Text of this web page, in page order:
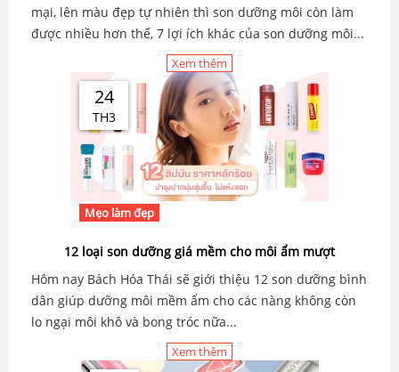
mại, lên màu đẹp tự nhiên thì son dưỡng môi còn làm
được nhiều hơn thế, 7 lợi ích khác của son dưỡng môi...
Xem thêm
24
TH3
Mẹo làm đẹp
12 loại son dưỡng giá mềm cho môi ẩm mượt
Hôm nay Bách Hóa Thái sẽ giới thiệu 12 son dưỡng bình
dân giúp dưỡng môi mềm ẩm cho các nàng không còn
lo ngại môi khô và bong tróc nữa...
Xem thêm